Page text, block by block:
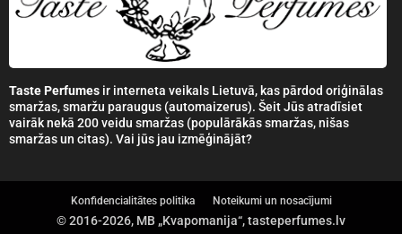
Taste Perfumesir interneta veikals Lietuvā, kas pārdod oriģinālas
smaržas, smaržu paraugus (automaizerus). Šeit Jūs atradīsiet
vairāk nekā 200 veidu smaržas (populārākās smaržas, nišas
smaržas un citas). Vai jūs jau izmēģinājāt?
Konfidencialitātes politika Noteikumi un nosacījumi
© 2016-2026, MB „Kvapomanija“, tasteperfumes.lv